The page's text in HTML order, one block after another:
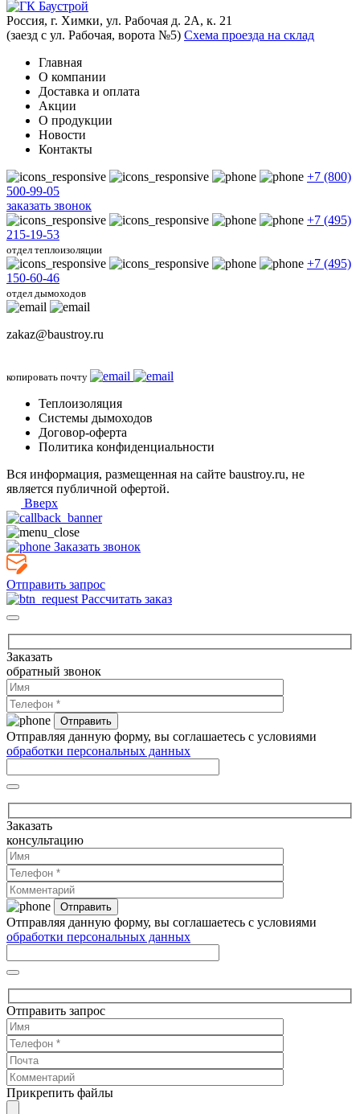
Россия, г. Химки, ул. Рабочая д. 2А, к. 21
(заезд с ул. Рабочая, ворота №5) Схема проезда на склад
Главная
О компании
Доставка и оплата
Акции
О продукции
Новости
Контакты
+7 (800)
500-99-05
заказать звонок
+7 (495)
215-19-53
отдел теплоизоляции
+7 (495)
150-60-46
отдел дымоходов
zakaz@baustroy.ru
копировать почту
Теплоизоляция
Системы дымоходов
Договор-оферта
Политика конфиденциальности
Вся информация, размещенная на сайте baustroy.ru, не
является публичной офертой.
Вверх
Заказать звонок
Отправить запрос
Рассчитать заказ
Заказать
обратный звонок
Отправляя данную форму, вы соглашаетесь с условиями
обработки персональных данных
Заказать
консультацию
Отправляя данную форму, вы соглашаетесь с условиями
обработки персональных данных
Отправить запрос
Прикрепить файлы